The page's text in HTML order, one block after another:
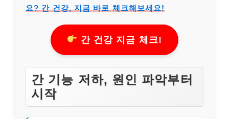
요? 간 건강, 지금 바로 체크해보세요!
간 건강 지금 체크!
간 기능 저하, 원인 파악부터
시작